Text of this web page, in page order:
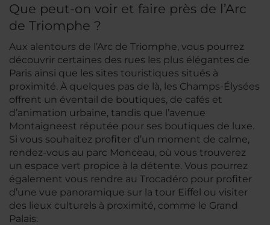
Que peut-on voir et faire près de l’Arc
de Triomphe ?
Aux alentours de l’Arc de Triomphe, vous pourrez
découvrir certaines des rues les plus élégantes de
Paris ainsi que les sites touristiques situés à
proximité. À quelques pas de là, les Champs-Élysées
offrent un éventail de boutiques, de cafés et
d’animation urbaine, tandis que l’avenue
Montaigneest réputée pour ses boutiques de luxe.
Si vous souhaitez profiter d’un moment de calme,
rendez-vous au parc Monceau, où vous trouverez
un espace vert propice à la détente. Vous pourrez
également vous rendre au Trocadéro pour profiter
d’une vue panoramique sur la tour Eiffel ou visiter
des lieux culturels à proximité, comme le Grand
Palais.